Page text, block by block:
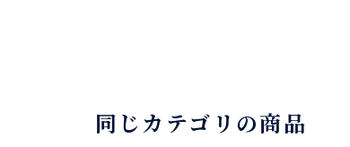
同じカテゴリの商品